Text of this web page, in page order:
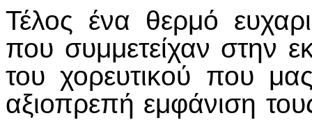
Τέλος ένα θερμό
που συμμετείχαν στην
του χορευτικού που
αξιοπρεπή εμφάνιση